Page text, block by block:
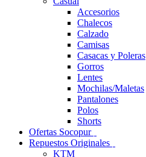
Accesorios
Chalecos
Calzado
Camisas
Casacas y Poleras
Gorros
Lentes
Mochilas/Maletas
Pantalones
Polos
Shorts
Ofertas Socopur
Repuestos Originales
KTM